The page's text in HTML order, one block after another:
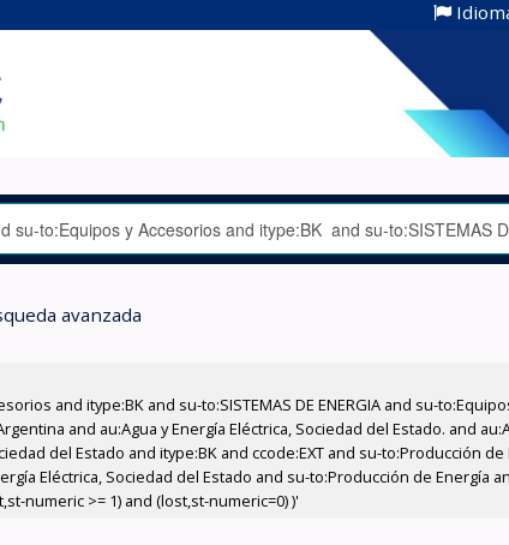
avanzada
and itype:BK and su-to:SISTEMAS DE ENERGIA and su-
and au:Agua y Energía Eléctrica, Sociedad del Estado. and
del Estado and itype:BK and ccode:EXT and su-to:Producción de
Eléctrica, Sociedad del Estado and su-to:Producción de Energía
numeric >= 1) and (lost,st-numeric=0) )'